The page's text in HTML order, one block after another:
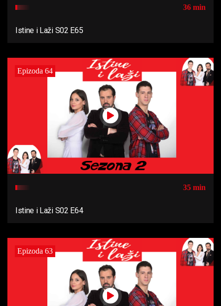
36 min
Istine i Laži S02 E65
Epizoda 64
35 min
Istine i Laži S02 E64
Epizoda 63